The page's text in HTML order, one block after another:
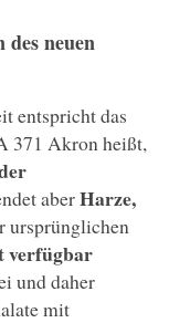
neuen
entspricht das
371 Akron heißt,
aberHarze,
ursprünglichen
verfügbar
und daher
mit